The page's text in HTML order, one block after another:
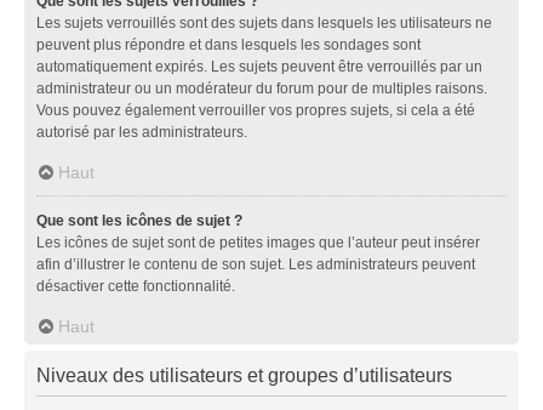
Les sujets verrouillés sont des sujets dans lesquels les utilisateurs ne
peuvent plus répondre et dans lesquels les sondages sont
automatiquement expirés. Les sujets peuvent être verrouillés par un
administrateur ou un modérateur du forum pour de multiples raisons.
Vous pouvez également verrouiller vos propres sujets, si cela a été
autorisé par les administrateurs.
Haut
Que sont les icônes de sujet ?
Les icônes de sujet sont de petites images que l’auteur peut insérer
afin d’illustrer le contenu de son sujet. Les administrateurs peuvent
désactiver cette fonctionnalité.
Haut
Niveaux des utilisateurs et groupes d’utilisateurs